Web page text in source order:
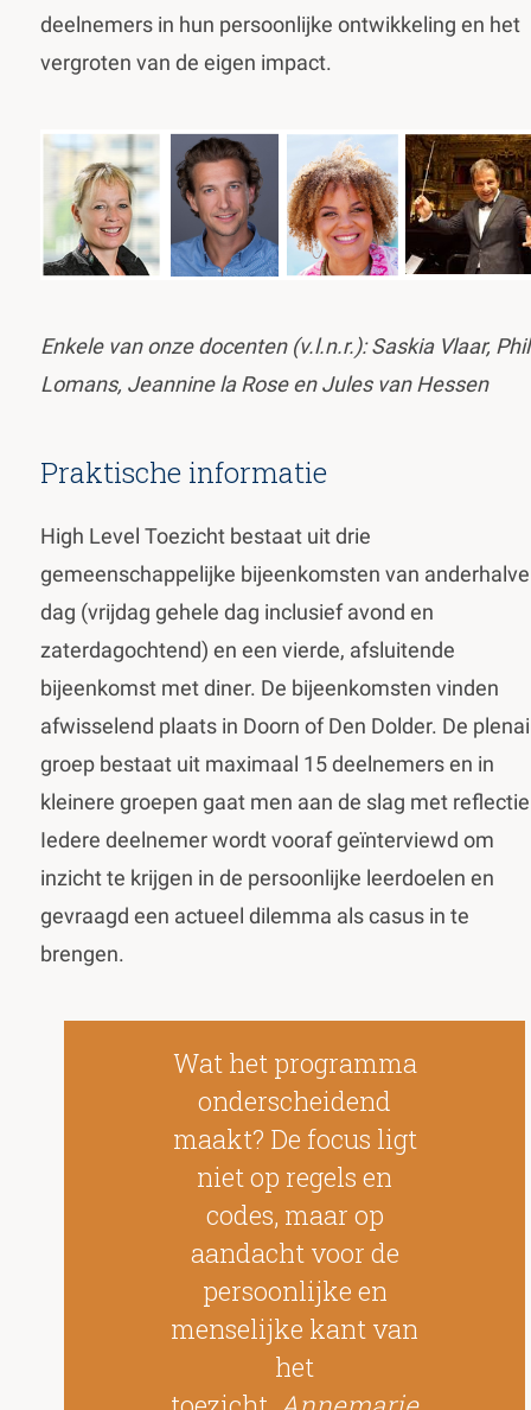
deelnemers in hun persoonlijke ontwikkeling en het
vergroten van de eigen impact.
Enkele van onze docenten (v.l.n.r.): Saskia Vlaar,
Lomans, Jeannine la Rose en Jules van Hessen
Praktische informatie
High Level Toezicht bestaat uit drie
gemeenschappelijke bijeenkomsten van anderhalve
dag (vrijdag gehele dag inclusief avond en
zaterdagochtend) en een vierde, afsluitende
bijeenkomst met diner. De bijeenkomsten vinden
afwisselend plaats in Doorn of Den Dolder. De
groep bestaat uit maximaal 15 deelnemers en in
kleinere groepen gaat men aan de slag met
Iedere deelnemer wordt vooraf geïnterviewd om
inzicht te krijgen in de persoonlijke leerdoelen en
gevraagd een actueel dilemma als casus in te
brengen.
Wat het programma
onderscheidend
maakt? De focus ligt
niet op regels en
codes, maar op
aandacht voor de
persoonlijke en
menselijke kant van
het